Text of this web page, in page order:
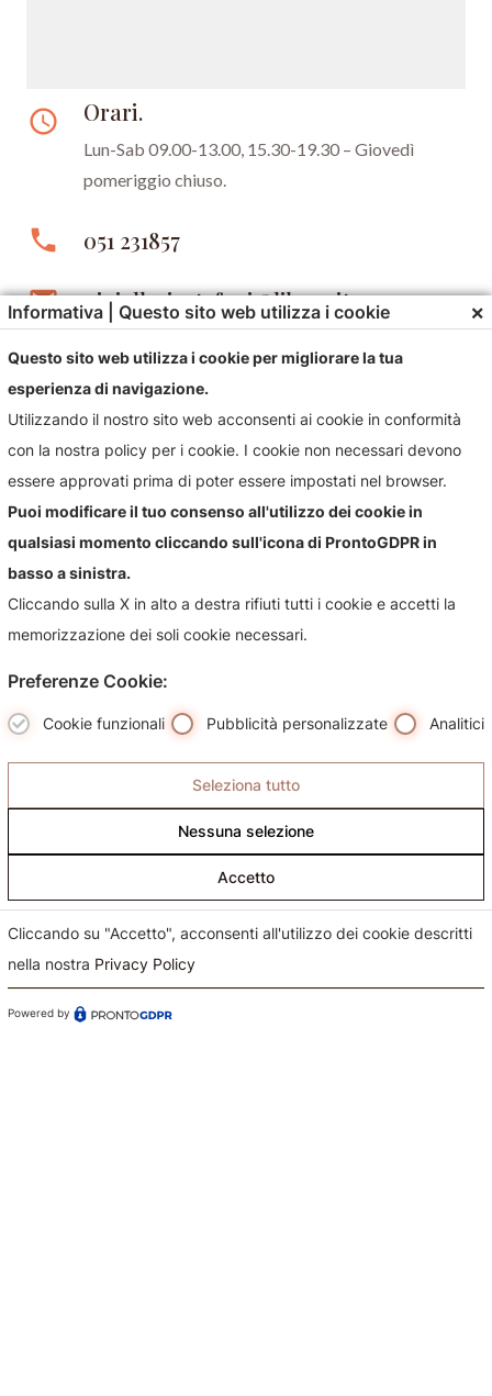
access_time Orari.
Lun-Sab 09.00-13.00, 15.30-19.30 –Giovedì
pomeriggio chiuso.
phone 051 231857
email gioielleriastefani@libero.it
Contattaci!
Contattaci per qualsiasi informazioni sul nostro negozio e i
suoi prodotti, sarà nostra premura risponderti più
celermente possibile.
Informativa | Questo sito web utilizza i cookie ×
Questo sito web utilizza i cookie per migliorare la tua
esperienza di navigazione.
Utilizzando il nostro sito web acconsenti ai cookie in conformità
con la nostra policy per i cookie. I cookie non necessari devono
essere approvati prima di poter essere impostati nel browser.
Puoi modificare il tuo consenso all'utilizzo dei cookie in
qualsiasi momento cliccando sull'icona di ProntoGDPR in
basso a sinistra.
Cliccando sulla X in alto a destra rifiuti tutti i cookie e accetti la
memorizzazione dei soli cookie necessari.
Preferenze Cookie:
Cookie funzionali Pubblicità personalizzate Analitici
Seleziona tutto
Nessuna selezione
Accetto
Cliccando su "Accetto", acconsenti all'utilizzo dei cookie descritti
nella nostra Privacy Policy
Powered by